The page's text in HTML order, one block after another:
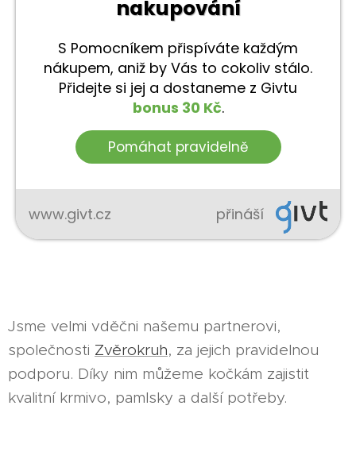
Jsme velmi vděčni našemu partnerovi,
společnosti Zvěrokruh, za jejich pravidelnou
podporu. Díky nim můžeme kočkám zajistit
kvalitní krmivo, pamlsky a další potřeby.